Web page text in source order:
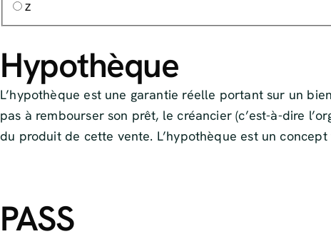
Z
Hypothèque
L’hypothèque est une garantie réelle portant sur un
pas à rembourser son prêt, le créancier (c’est-à-dire
du produit de cette vente. L’hypothèque est un
PASS